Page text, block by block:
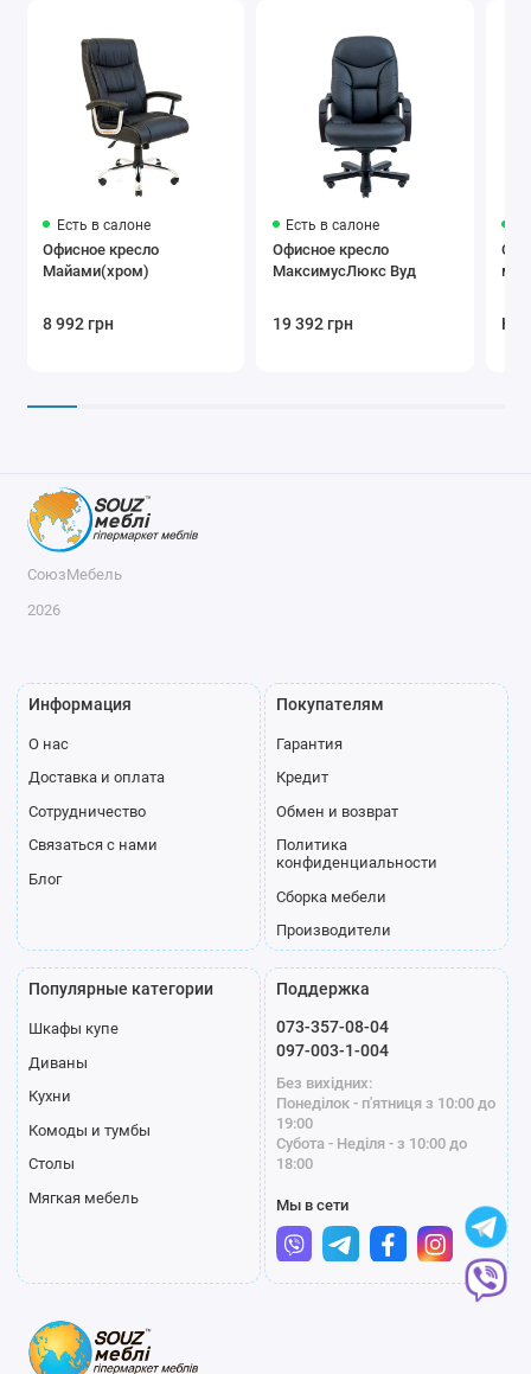
Есть в салоне
Офисное кресло
Майами(хром)
8 992 грн
Есть в салоне
Офисное кресло
МаксимусЛюкс Вуд
19 392 грн
СоюзМебель
2026
Информация
О нас
Доставка и оплата
Сотрудничество
Связаться с нами
Блог
Покупателям
Гарантия
Кредит
Обмен и возврат
Политика
конфиденциальности
Сборка мебели
Производители
Популярные категории
Шкафы купе
Диваны
Кухни
Комоды и тумбы
Столы
Мягкая мебель
Поддержка
073-357-08-04
097-003-1-004
Без вихідних:
Понеділок - п'ятниця з 10:00 до
19:00
Субота - Неділя - з 10:00 до
18:00
Мы в сети